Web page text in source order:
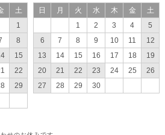
日
月 火 水 木 金
土
1
2 3 4
5
6
7 8 9 10 11
12
13
14 15 16 17 18
19
20
21 22 23 24 25
26
27
28 29 30
土
1
8
15
22
29